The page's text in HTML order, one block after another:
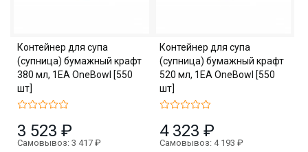
Контейнер для супа
(супница) бумажный крафт
380 мл, 1EA OneBowl [550
шт]
3 523 ₽
Самовывоз: 3 417 ₽
Контейнер для супа
(супница) бумажный крафт
520 мл, 1EA OneBowl [550
шт]
4 323 ₽
Самовывоз: 4 193 ₽